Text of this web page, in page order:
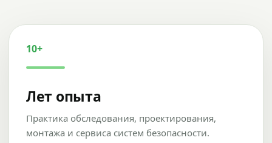
10+
Лет опыта
Практика обследования, проектирования,
монтажа и сервиса систем безопасности.